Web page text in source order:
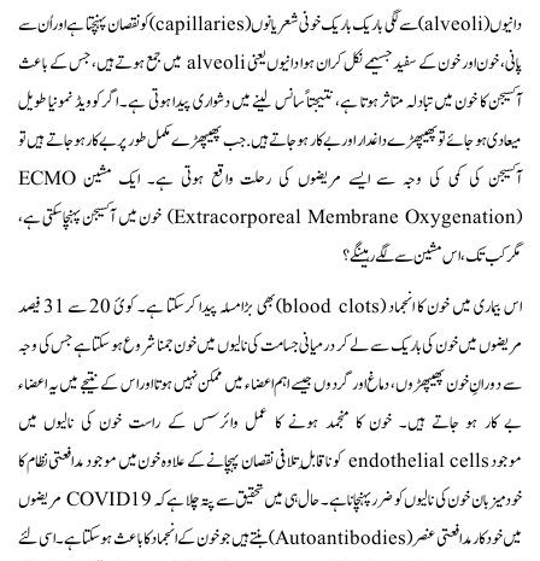
دانیوں (alveoli) سے لگی باریک باریک خونی شعریانوں (capillaries)کو نقصان پہنچتا ہے اور اُن سے
پانی، خون اور خون کے سفید جسیمے نکل کر ان ہوا دانیوں یعنی alveoli میں جمع ہوتے ہیں، جس کے باعث
آکسیجن کا خون میں تبادلہ متاثر ہوتا ہے، نتیجتاً سانس لینے میں دشواری پیدا ہوتی ہے۔ اگر کوویڈ نمونیا طویل
میعادی ہو جائے تو پھیپھڑے داغدار اور بے کار ہو جاتے ہیں. جب پھیپھڑے مکمل طور پر بے کار ہوجاتے ہیں تو
آکسیجن کی کمی کی وجہ سے ایسے مریضوں کی رحلت واقع ہوتی ہے۔ ایک مشین ECMO
(Extracorporeal Membrane Oxygenation) خون میں آکسیجن پہنچا سکتی ہے،
مگر کب تک، اس مشین سے لگے رہینگے؟
اس بیماری میں خون کا انجماد (blood clots)بھی بڑا مسلہ پیدا کرسکتا ہے۔ کوئ 20 سے 31 فیصد
مریضوں میں خون کی باریک سے لے کر درمیانی جسامت کی نالیوں میں خون جمنا شروع ہو سکتا ہے جس کی وجہ
سے دورانِ خون پھیپھڑوں، دماغ اور گردوں جیسے اہم اعضاء میں ممکن نہیں ہوتا اور اس کے نتیجے میں یہ اعضاء
بے کار ہو جاتے ہیں۔ خون کا منجمد ہونے کا عمل وائرسس کے راست خون کی نالیوں میں
موجود endothelial cells کو ناقابلِ تلافی نقصان پہچانے کے علاوہ خون میں موجود مدافعتی نظام کا
خود میزبان خون کی نالیوں کو ضرر پہنچانا ہے۔ حال ہی میں تحقیق سے پتہ چلا ہے کہ COVID19 مریضوں
میں خودکار مدافعتی عنصر (Autoantibodies) بنتے ہیں جو خون کے انجماد کا باعث ہوسکتا ہے۔ اسی لئے